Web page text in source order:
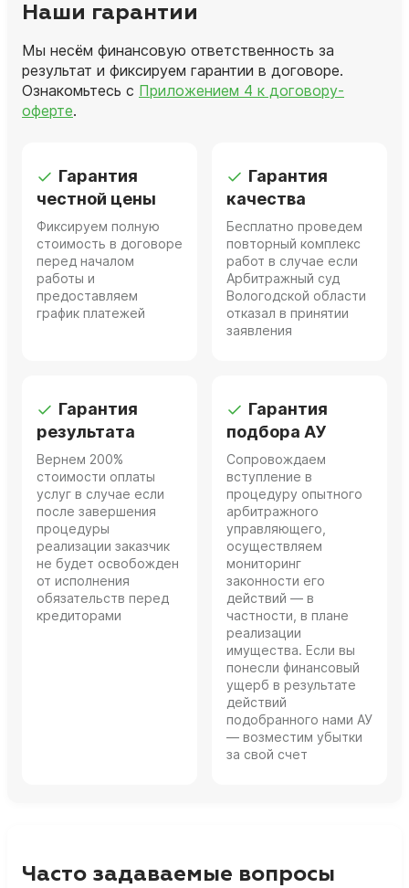
Наши гарантии
Мы несём финансовую ответственность за
результат и фиксируем гарантии в договоре.
Ознакомьтесь с Приложением 4 к договору-
оферте.
Гарантия
честной цены
Фиксируем полную
стоимость в договоре
перед началом
работы и
предоставляем
график платежей
Гарантия
качества
Бесплатно проведем
повторный комплекс
работ в случае если
Арбитражный суд
Вологодской области
отказал в принятии
заявления
Гарантия
результата
Вернем 200%
стоимости оплаты
услуг в случае если
после завершения
процедуры
реализации заказчик
не будет освобожден
от исполнения
обязательств перед
кредиторами
Гарантия
подбора АУ
Сопровождаем
вступление в
процедуру опытного
арбитражного
управляющего,
осуществляем
мониторинг
законности его
действий — в
частности, в плане
реализации
имущества. Если вы
понесли финансовый
ущерб в результате
действий
подобранного нами АУ
— возместим убытки
за свой счет
Часто задаваемые вопросы